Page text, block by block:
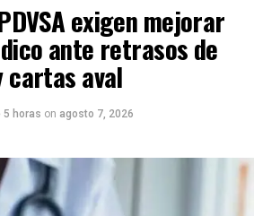
exigen mejorar
ante retrasos de
cartas aval
5 horas on agosto 7, 2026